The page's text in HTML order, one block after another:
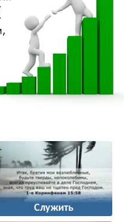
Служить